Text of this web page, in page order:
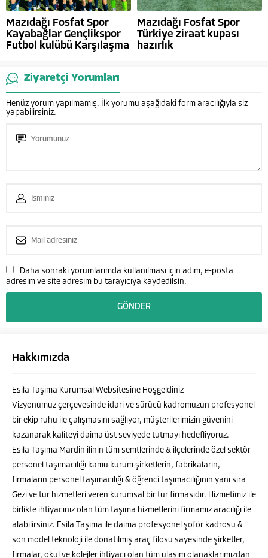
Mazıdağı Fosfat Spor
Kayabağlar Gençlikspor
Futbol kulübü Karşılaşma
Mazıdağı Fosfat Spor
Türkiye ziraat kupası
hazırlık
Ziyaretçi Yorumları
Henüz yorum yapılmamış. İlk yorumu aşağıdaki form aracılığıyla siz
yapabilirsiniz.
Daha sonraki yorumlarımda kullanılması için adım, e-posta
adresim ve site adresim bu tarayıcıya kaydedilsin.
Hakkımızda
Esila Taşıma Kurumsal Websitesine Hoşgeldiniz
Vizyonumuz çerçevesinde idari ve sürücü kadromuzun profesyonel
bir ekip ruhu ile çalışmasını sağlıyor, müşterilerimizin güvenini
kazanarak kaliteyi daima üst seviyede tutmayı hedefliyoruz.
Esila Taşıma Mardin ilinin tüm semtlerinde & ilçelerinde özel sektör
personel taşımacılığı kamu kurum şirketlerin, fabrikaların,
firmaların personel taşımacılığı & öğrenci taşımacılığının yanı sıra
Gezi ve tur hizmetleri veren kurumsal bir tur firmasıdır. Hizmetimiz ile
birlikte ihtiyacınız olan tüm taşıma hizmetlerini firmamız aracılığı ile
alabilirsiniz. Esila Taşıma ile daima profesyonel şoför kadrosu &
son model teknoloji ile donatılmış araç filosu sayesinde şirketler,
firmalar, okul ve kolejler ihtiyacı olan tüm ulaşım olanaklarımızdan
MURAT ALATAŞ